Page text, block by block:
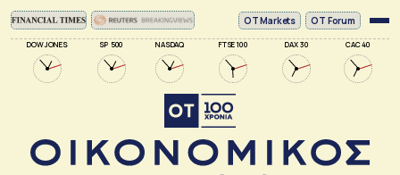
DOW JONES SP 500 NASDAQ FTSE 100 DAX 30 CAC 40
ΟΤ Markets OT Forum